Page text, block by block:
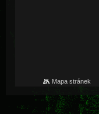
Mapa stránek